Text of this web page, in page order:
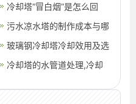
冷却塔填料生产厂家
冷却塔“冒白烟”是怎么回
事？,冷却塔为什么冒白烟
污水凉水塔的制作成本与哪
些因素有关,凉水塔排污水
比例
玻璃钢冷却塔冷却效用及选
择要素,玻璃钢冷却塔原理
冷却塔的水管道处理,冷却